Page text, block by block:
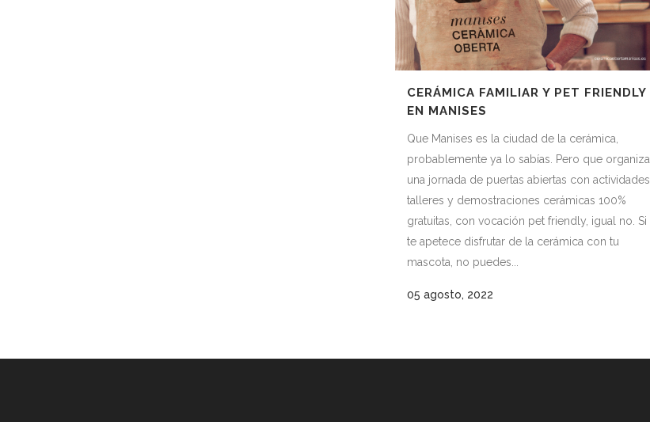
CERÁMICA FAMILIAR Y PET FRIENDLY
EN MANISES
Que Manises es la ciudad de la cerámica,
probablemente ya lo sabías. Pero que organiza
una jornada de puertas abiertas con actividades,
talleres y demostraciones cerámicas 100%
gratuitas, con vocación pet friendly, igual no. Si
te apetece disfrutar de la cerámica con tu
mascota, no puedes...
05 agosto, 2022